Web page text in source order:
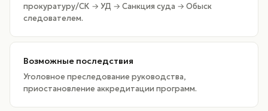
прокуратуру/СК → УД → Санкция суда → Обыск
следователем.
Возможные последствия
Уголовное преследование руководства,
приостановление аккредитации программ.